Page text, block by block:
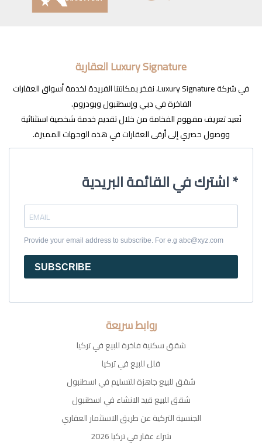
Luxury Signature العقارية
في شركة Luxury Signature، نفخر بمكانتنا الفريدة لخدمة أسواق العقارات
الفاخرة في دبي وإسطنبول وبودروم.
نُعيد تعريف مفهوم الفخامة من خلال تقديم خدمة شخصية استثنائية
ووصول حصري إلى أرقى العقارات في هذه الوجهات المميزة.
اشترك في القائمة البريدية *
Provide your email address to subscribe. For e.g abc@xyz.com
SUBSCRIBE
روابط سريعة
شقق سكنية فاخرة للبيع في تركيا
فلل للبيع في تركيا
شقق للبيع جاهزة للتسليم في اسطنبول
شقق للبيع قيد الانشاء في اسطنبول
الجنسية التركية عن طريق الاستثمار العقاري
شراء عقار في تركيا 2026